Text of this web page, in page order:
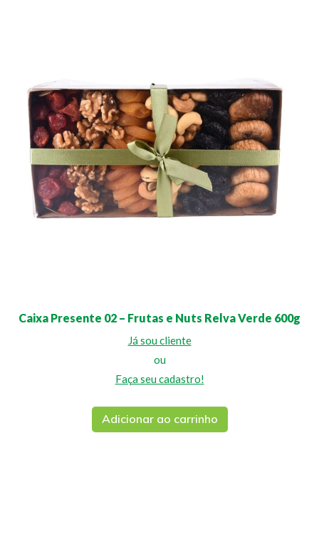
Caixa Presente 02 – Frutas e Nuts Relva Verde 600g
Já sou cliente
ou
Faça seu cadastro!
Adicionar ao carrinho